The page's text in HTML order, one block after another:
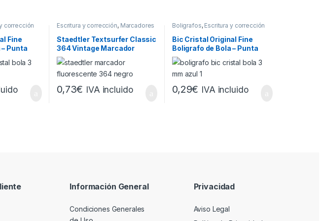
corrección
Fine
Punta
– Trazo
con Base
–
Escritura y corrección, Marcadores
y Subrayadores
Staedtler Textsurfer Classic
364 Vintage Marcador
Fluorescente – Punta
Biselada – Trazo entre 1 –
5mm – Tinta con Base de
0,73€ IVA incluido
Boligrafos, Escritura y corrección
Bic Cristal Original Fine
Boligrafo de Bola – Punta
Redonda de 0.8mm – Trazo
de 0.30mm – Tinta con Base
de Aceite – Translucido –
0,29€ IVA incluido
Información General
Condiciones Generales
Privacidad
Aviso Legal